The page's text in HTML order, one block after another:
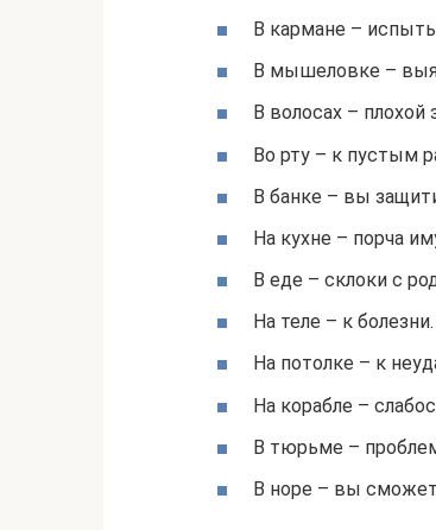
В кармане –
В мышеловке –
В волосах –
Во рту – к пустым
В банке – вы
На кухне – порча
В еде – склоки с
На теле – к болезни.
На потолке – к
На корабле –
В тюрьме –
В норе – вы